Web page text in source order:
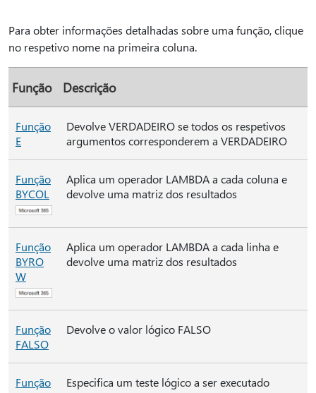
Para obter informações detalhadas sobre uma função, clique
no respetivo nome na primeira coluna.
Função Descrição
Função
E
Devolve VERDADEIRO se todos os respetivos
argumentos corresponderem a VERDADEIRO
Função
BYCOL
Aplica um operador LAMBDA a cada coluna e
devolve uma matriz dos resultados
Função
BYRO
W
Aplica um operador LAMBDA a cada linha e
devolve uma matriz dos resultados
Função
FALSO
Devolve o valor lógico FALSO
Função
Especifica um teste lógico a ser executado